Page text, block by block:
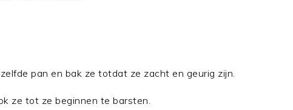
pan en bak ze totdat ze zacht en geurig zijn.
ze tot ze beginnen te barsten.